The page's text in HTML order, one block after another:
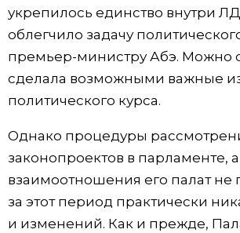
укрепилось единство внутри
облегчило задачу
премьер-министру Абэ. Можно
сделала возможными важные
политического курса.
Однако процедуры
законопроектов в парламенте,
взаимоотношения его палат не
за этот период практически
и изменений. Как и прежде,